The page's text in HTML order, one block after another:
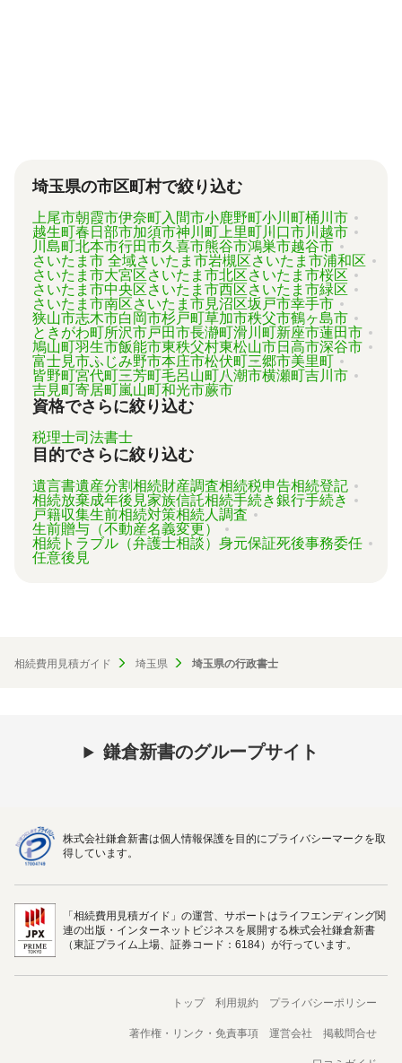
ずは見積を取り寄せてみましょう。
埼玉県の市区町村で絞り込む
上尾市朝霞市伊奈町入間市小鹿野町小川町桶川市
越生町春日部市加須市神川町上里町川口市川越市
川島町北本市行田市久喜市熊谷市鴻巣市越谷市
さいたま市 全域さいたま市岩槻区さいたま市浦和区
さいたま市大宮区さいたま市北区さいたま市桜区
さいたま市中央区さいたま市西区さいたま市緑区
さいたま市南区さいたま市見沼区坂戸市幸手市
狭山市志木市白岡市杉戸町草加市秩父市鶴ヶ島市
ときがわ町所沢市戸田市長瀞町滑川町新座市蓮田市
鳩山町羽生市飯能市東秩父村東松山市日高市深谷市
富士見市ふじみ野市本庄市松伏町三郷市美里町
皆野町宮代町三芳町毛呂山町八潮市横瀬町吉川市
吉見町寄居町嵐山町和光市蕨市
資格でさらに絞り込む
税理士司法書士
目的でさらに絞り込む
遺言書遺産分割相続財産調査相続税申告相続登記
相続放棄成年後見家族信託相続手続き銀行手続き
戸籍収集生前相続対策相続人調査
生前贈与（不動産名義変更）
相続トラブル（弁護士相談） 身元保証死後事務委任
任意後見
相続費用見積ガイド 埼玉県 埼玉県の行政書士
鎌倉新書のグループサイト
株式会社鎌倉新書は個人情報保護を目的にプライバシーマークを取
得しています。
「相続費用見積ガイド」の運営、サポートはライフエンディング関
連の出版・インターネットビジネスを展開する株式会社鎌倉新書
（東証プライム上場、証券コード：6184）が行っています。
トップ 利用規約 プライバシーポリシー
著作権・リンク・免責事項 運営会社 掲載問合せ